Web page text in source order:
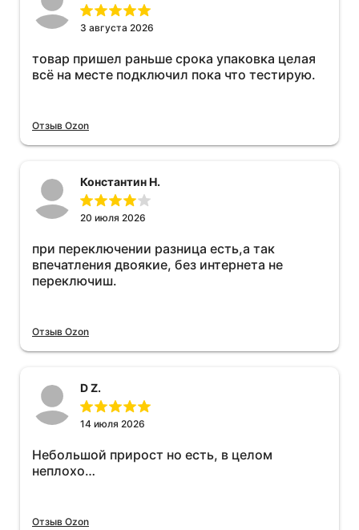
3 августа 2026
товар пришел раньше срока упаковка целая
всё на месте подключил пока что тестирую.
Отзыв Ozon
Константин Н.
20 июля 2026
при переключении разница есть,а так
впечатления двоякие, без интернета не
переключиш.
Отзыв Ozon
D Z.
14 июля 2026
Небольшой прирост но есть, в целом
неплохо…
Отзыв Ozon